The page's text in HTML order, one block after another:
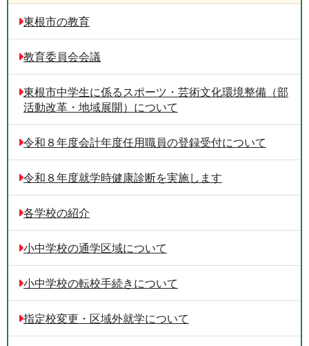
東根市の教育
教育委員会会議
東根市中学生に係るスポーツ・芸術文化環境整備（部
活動改革・地域展開）について
令和８年度会計年度任用職員の登録受付について
令和８年度就学時健康診断を実施します
各学校の紹介
小中学校の通学区域について
小中学校の転校手続きについて
指定校変更・区域外就学について